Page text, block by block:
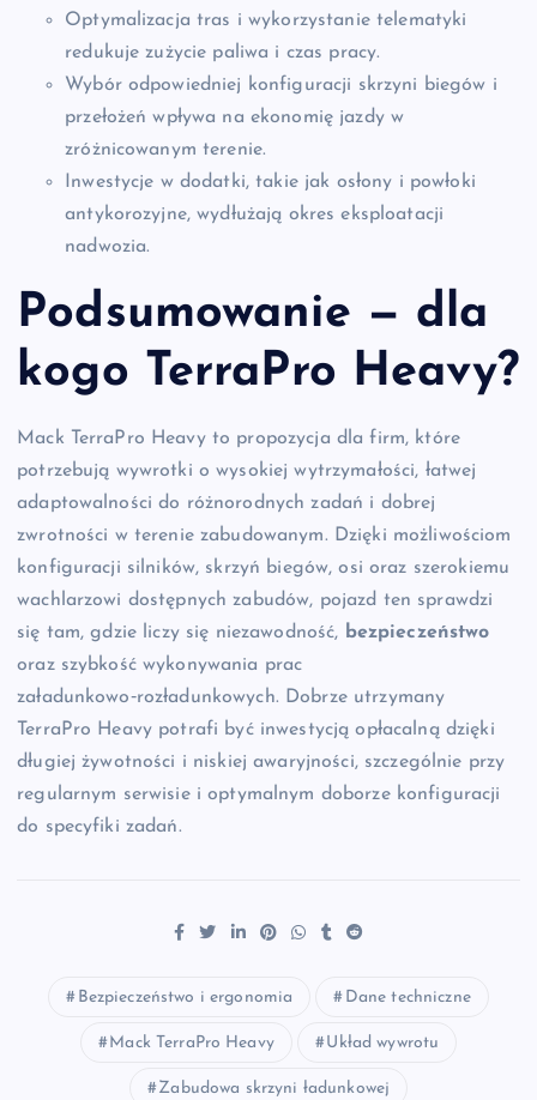
Optymalizacja tras i wykorzystanie telematyki
redukuje zużycie paliwa i czas pracy.
Wybór odpowiedniej konfiguracji skrzyni biegów i
przełożeń wpływa na ekonomię jazdy w
zróżnicowanym terenie.
Inwestycje w dodatki, takie jak osłony i powłoki
antykorozyjne, wydłużają okres eksploatacji
nadwozia.
Podsumowanie — dla
kogo TerraPro Heavy?
Mack TerraPro Heavy to propozycja dla firm, które
potrzebują wywrotki o wysokiej wytrzymałości, łatwej
adaptowalności do różnorodnych zadań i dobrej
zwrotności w terenie zabudowanym. Dzięki możliwościom
konfiguracji silników, skrzyń biegów, osi oraz szerokiemu
wachlarzowi dostępnych zabudów, pojazd ten sprawdzi
się tam, gdzie liczy się niezawodność, bezpieczeństwo
oraz szybkość wykonywania prac
załadunkowo‑rozładunkowych. Dobrze utrzymany
TerraPro Heavy potrafi być inwestycją opłacalną dzięki
długiej żywotności i niskiej awaryjności, szczególnie przy
regularnym serwisie i optymalnym doborze konfiguracji
do specyfiki zadań.
Bezpieczeństwo i ergonomia Dane techniczne
Mack TerraPro Heavy Układ wywrotu
Zabudowa skrzyni ładunkowej